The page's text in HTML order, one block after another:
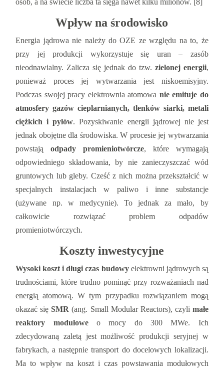
osób, a na świecie liczba ta sięga nawet kilku milionów. [8]
Wpływ na środowisko
Energia jądrowa nie należy do OZE ze względu na to, że
przy jej produkcji wykorzystuje się uran ‒ zasób
nieodnawialny. Zalicza się jednak do tzw. zielonej energii,
ponieważ proces jej wytwarzania jest niskoemisyjny.
Podczas swojej pracy elektrownia atomowa nie emituje do
atmosfery gazów cieplarnianych, tlenków siarki, metali
ciężkich i pyłów. Pozyskiwanie energii jądrowej nie jest
jednak obojętne dla środowiska. W procesie jej wytwarzania
powstająodpady promieniotwórcze, które wymagają
odpowiedniego składowania, by nie zanieczyszczać wód
gruntowych lub gleby. Cześć z nich można przekształcić w
specjalnych instalacjach w paliwo i inne substancje
(używane np. w medycynie). To jednak za mało, by
całkowicie rozwiązać problem odpadów
promieniotwórczych.
Koszty inwestycyjne
Wysoki koszt i długi czas budowyelektrowni jądrowych są
trudnościami, które trudno pominąć przy rozważaniach nad
energią atomową. W tym przypadku rozwiązaniem mogą
okazać sięSMR (ang. Small Modular Reactors), czyli małe
reaktory modułoweo mocy do 300 MWe. Ich
zdecydowaną zaletą jest możliwość produkcji seryjnej w
fabrykach, a następnie transport do docelowych lokalizacji.
Ma to wpływ na koszt i czas powstawania modułowych